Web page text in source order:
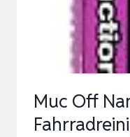
|
V…
Muc Off